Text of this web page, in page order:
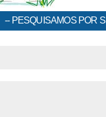
PESQUISAMOS POR SI